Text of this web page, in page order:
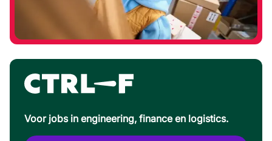
Voor jobs in engineering, finance en logistics.